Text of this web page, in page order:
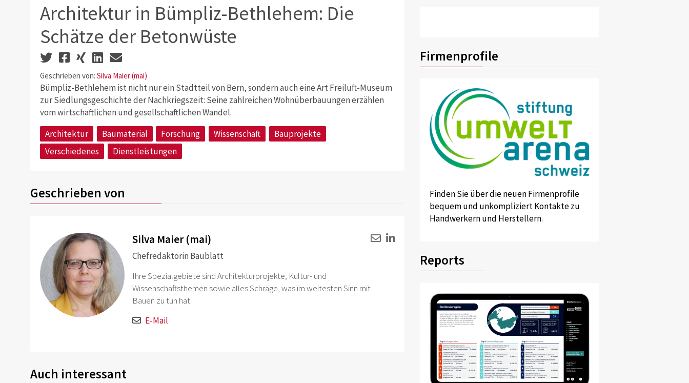
Architektur in Bümpliz-Bethlehem: Die
Schätze der Betonwüste
Geschrieben von: Silva Maier (mai)
Bümpliz-Bethlehem ist nicht nur ein Stadtteil von Bern, sondern auch eine Art Freiluft-Museum
zur Siedlungsgeschichte der Nachkriegszeit: Seine zahlreichen Wohnüberbauungen erzählen
vom wirtschaftlichen und gesellschaftlichen Wandel.
Architektur
Baumaterial Forschung Wissenschaft
Bauprojekte
Verschiedenes
Dienstleistungen
Geschrieben von
Silva Maier (mai)
Chefredaktorin Baublatt
Ihre Spezialgebiete sind Architekturprojekte, Kultur- und
Wissenschaftsthemen sowie alles Schräge, was im weitesten Sinn mit
Bauen zu tun hat.
E-Mail
Auch interessant
Firmenprofile
Finden Sie über die neuen Firmenprofile
bequem und unkompliziert Kontakte zu
Handwerkern und Herstellern.
Reports